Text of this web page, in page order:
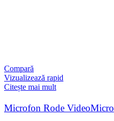
Compară
Vizualizează rapid
Citește mai mult
Microfon Rode VideoMicro